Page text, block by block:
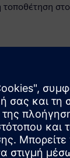
τοποθέτηση στο